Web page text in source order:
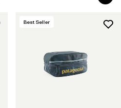
Best Seller